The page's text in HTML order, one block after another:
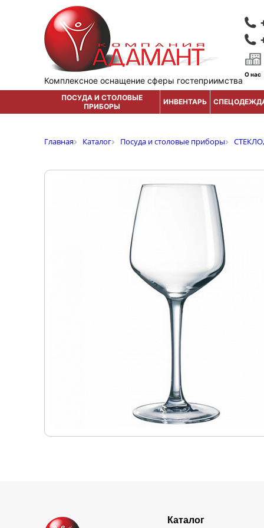
Комплексное оснащение сферы гостеприимства
О нас
ПОСУДА И СТОЛОВЫЕ
ПРИБОРЫ
ИНВЕНТАРЬ
Главная Каталог Посуда и столовые приборы
Каталог